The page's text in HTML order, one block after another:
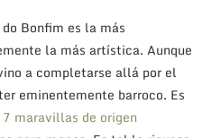
Bonfim es la más
la más artística. Aunque
a completarse allá por el
eminentemente barroco. Es
7 maravillas de origen